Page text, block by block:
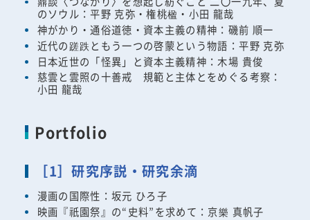
のソウル：平野 克弥・権桃楹・小田 龍哉
神がかり・通俗道徳・資本主義の精神：磯前 順一
近代の蹉跌ともう一つの啓蒙という物語：平野 克弥
日本近世の「怪異」と資本主義精神：木場 貴俊
慈雲と雲照の十善戒 規範と主体とをめぐる考察：
小田 龍哉
Portfolio
［1］研究序説・研究余滴
漫画の国際性：坂元 ひろ子
映画『祇園祭』の“史料”を求めて：京樂 真帆子